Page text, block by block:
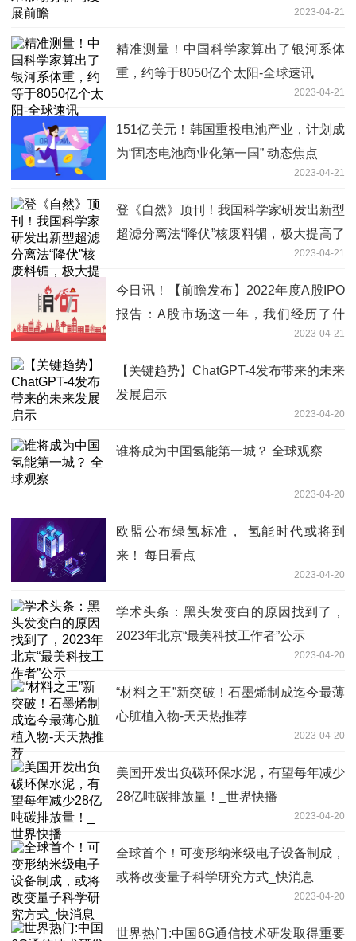
2023-04-21
精准测量！中国科学家算出了银河系体
重，约等于8050亿个太阳-全球速讯
2023-04-21
151亿美元！韩国重投电池产业，计划成
为“固态电池商业化第一国” 动态焦点
2023-04-21
登《自然》顶刊！我国科学家研发出新型
超滤分离法“降伏”核废料镅，极大提高了
2023-04-21
今日讯！【前瞻发布】2022年度A股IPO
报告：A股市场这一年，我们经历了什
2023-04-21
【关键趋势】ChatGPT-4发布带来的未来
发展启示
2023-04-20
谁将成为中国氢能第一城？ 全球观察
2023-04-20
欧盟公布绿氢标准， 氢能时代或将到
来！ 每日看点
2023-04-20
学术头条：黑头发变白的原因找到了，
2023年北京“最美科技工作者”公示
2023-04-20
“材料之王”新突破！石墨烯制成迄今最薄
心脏植入物-天天热推荐
2023-04-20
美国开发出负碳环保水泥，有望每年减少
28亿吨碳排放量！_世界快播
2023-04-20
全球首个！可变形纳米级电子设备制成，
或将改变量子科学研究方式_快消息
2023-04-20
世界热门:中国6G通信技术研发取得重要